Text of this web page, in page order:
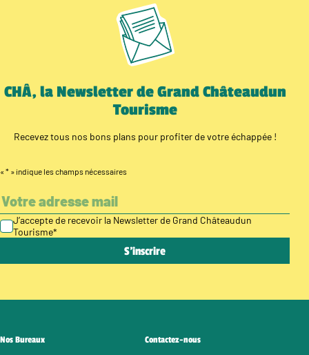
CHÂ, la Newsletter de Grand Châteaudun
Tourisme
Recevez tous nos bons plans pour profiter de votre échappée !
« * » indique les champs nécessaires
J’accepte de recevoir la Newsletter de Grand Châteaudun
Tourisme*
Nos Bureaux Contactez-nous